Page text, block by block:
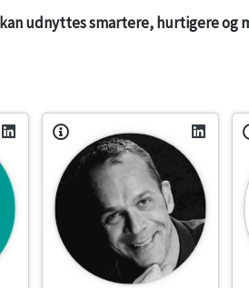
udnyttes smartere, hurtigere og